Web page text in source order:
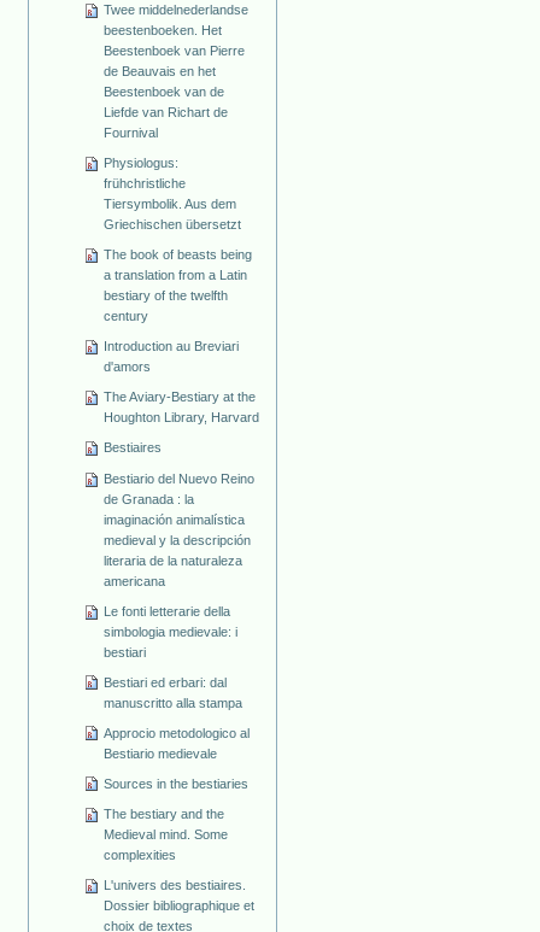
Twee middelnederlandse
beestenboeken. Het
Beestenboek van Pierre
de Beauvais en het
Beestenboek van de
Liefde van Richart de
Fournival
Physiologus:
frühchristliche
Tiersymbolik. Aus dem
Griechischen übersetzt
The book of beasts being
a translation from a Latin
bestiary of the twelfth
century
Introduction au Breviari
d'amors
The Aviary-Bestiary at the
Houghton Library, Harvard
Bestiaires
Bestiario del Nuevo Reino
de Granada : la
imaginación animalística
medieval y la descripción
literaria de la naturaleza
americana
Le fonti letterarie della
simbologia medievale: i
bestiari
Bestiari ed erbari: dal
manuscritto alla stampa
Approcio metodologico al
Bestiario medievale
Sources in the bestiaries
The bestiary and the
Medieval mind. Some
complexities
L'univers des bestiaires.
Dossier bibliographique et
choix de textes